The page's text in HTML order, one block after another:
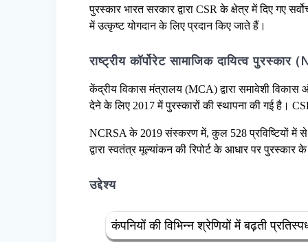
पुरस्कार भारत सरकार द्वारा CSR के क्षेत्र में दिए गए
में उत्कृष्ट योगदान के लिए प्रदान किए जाते हैं।
राष्ट्रीय कॉर्पोरेट सामाजिक दायित्व पुरस्कार
केंद्रीय विकास मंत्रालय (MCA) द्वारा समावेशी
देने के लिए 2017 में पुरस्कारों की स्थापना की गई है।
NCRSA के 2019 संस्करण में, कुल 528 प्रविष्टियों में से
द्वारा स्वतंत्र मूल्यांकन की रिपोर्ट के आधार पर पुरस्कार
उद्देश्य
कंपनियों की विभिन्न श्रेणियों में बढ़ती